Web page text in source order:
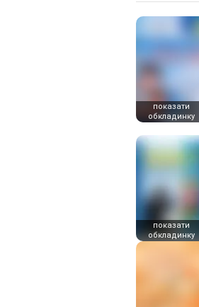
показати
обкладинку
показати
обкладинку